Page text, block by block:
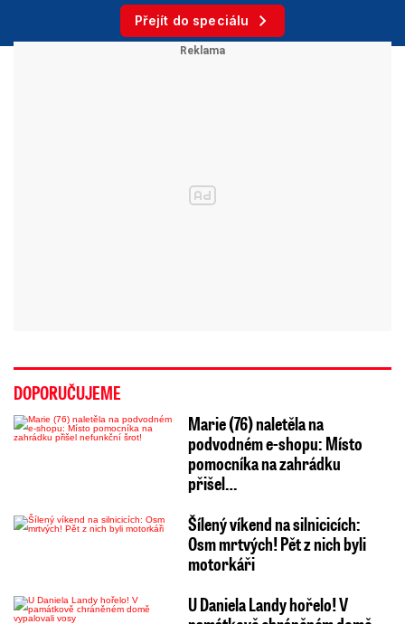
Přejít do speciálu
DOPORUČUJEME
Marie (76) naletěla na
podvodném e-shopu: Místo
pomocníka na zahrádku
přišel…
Šílený víkend na silnicicích:
Osm mrtvých! Pět z nich byli
motorkáři
U Daniela Landy hořelo! V